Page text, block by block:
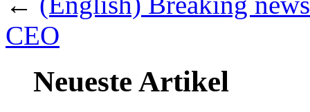
CEO
Neueste Artikel